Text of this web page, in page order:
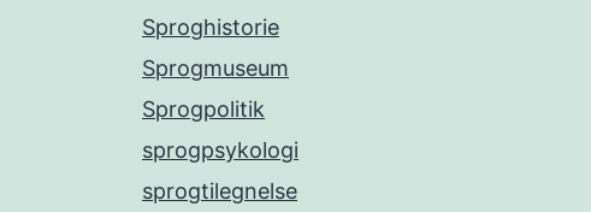
Sproghistorie
Sprogmuseum
Sprogpolitik
sprogpsykologi
sprogtilegnelse